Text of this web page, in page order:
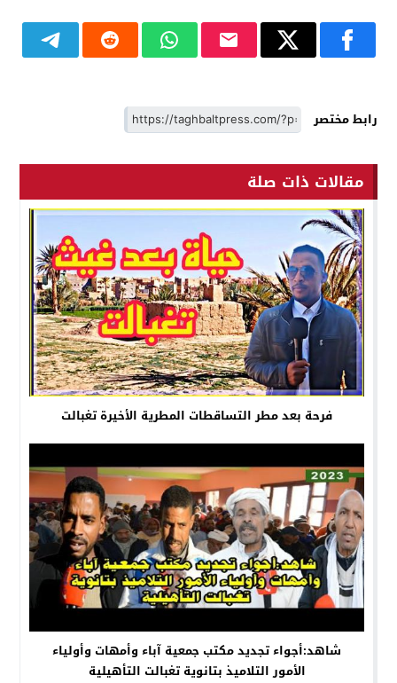
رابط مختصر
مقالات ذات صلة
فرحة بعد مطر التساقطات المطرية الأخيرة تغبالت
شاهد:أجواء تجديد مكتب جمعية آباء وأمهات وأولياء
الأمور التلاميذ بتانوية تغبالت التأهيلية